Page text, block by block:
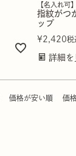
【名入れ可】
指紋がつ
ップ
¥2,420税
詳細を
価格が安い順 価